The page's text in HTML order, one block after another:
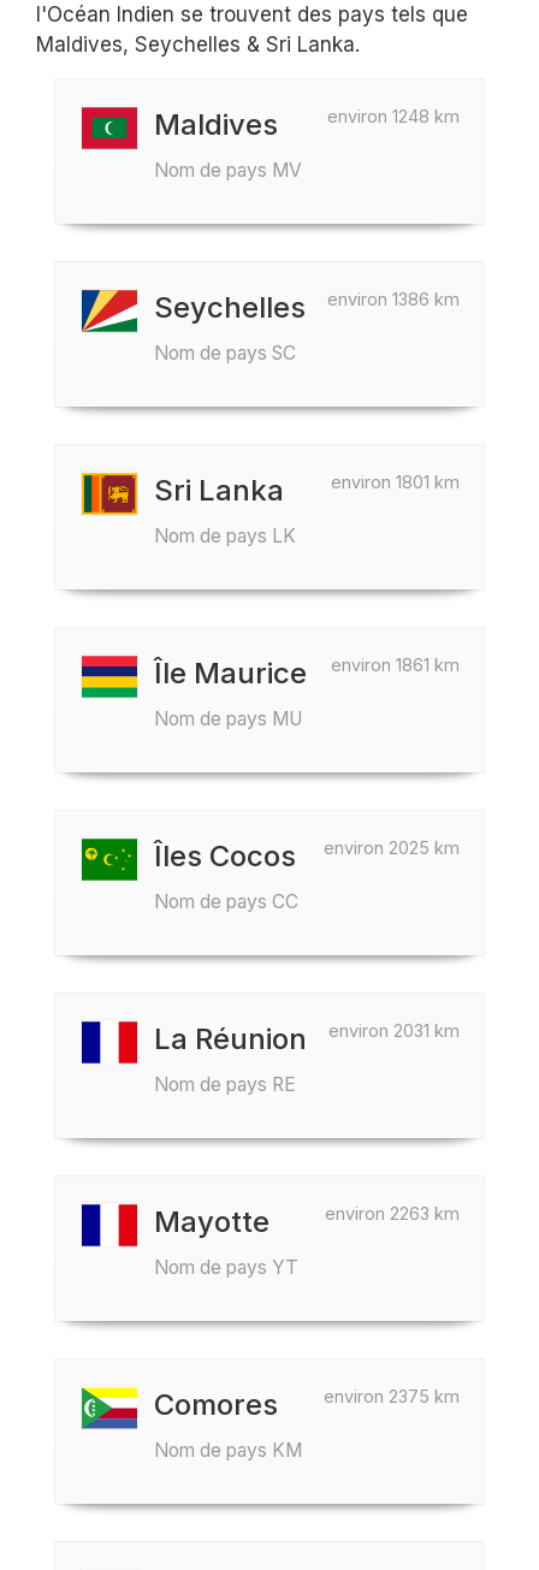
l'Océan Indien se trouvent des pays tels que
Maldives, Seychelles & Sri Lanka.
environ 1248 km
Maldives
Nom de pays MV
environ 1386 km
Seychelles
Nom de pays SC
environ 1801 km
Sri Lanka
Nom de pays LK
environ 1861 km
Île Maurice
Nom de pays MU
environ 2025 km
Îles Cocos
Nom de pays CC
environ 2031 km
La Réunion
Nom de pays RE
environ 2263 km
Mayotte
Nom de pays YT
environ 2375 km
Comores
Nom de pays KM